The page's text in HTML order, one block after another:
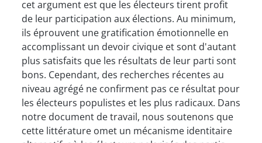
cet argument est que les électeurs tirent profit
de leur participation aux élections. Au minimum,
ils éprouvent une gratification émotionnelle en
accomplissant un devoir civique et sont d'autant
plus satisfaits que les résultats de leur parti sont
bons. Cependant, des recherches récentes au
niveau agrégé ne confirment pas ce résultat pour
les électeurs populistes et les plus radicaux. Dans
notre document de travail, nous soutenons que
cette littérature omet un mécanisme identitaire